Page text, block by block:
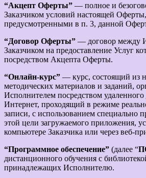
“Акцепт Оферты” — полное и
Заказчиком условий настоящей
предусмотренными в п. 3, данной
“Договор Оферты” — договор между
Заказчиком на предоставление Услуг
посредством Акцепта Оферты.
“Онлайн-курс” — курс, состоящий из
методических материалов и заданий,
Исполнителем посредством удаленного
Интернет, проходящий в режиме
записи, с использованием специально
этой цели загружаемого приложения,
компьютере Заказчика или через веб-
“Программное обеспечение” (далее “
дистанционного обучения с
принадлежащих Исполнителю.